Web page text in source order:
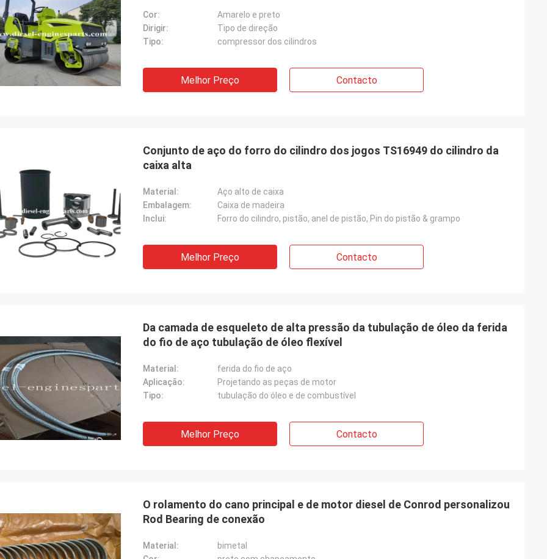
Cor:
Amarelo e preto
Dirigir:
Tipo de direção
Tipo:
compressor dos cilindros
Melhor Preço Contacto
Conjunto de aço do forro do cilindro dos jogos TS16949 do cilindro da
caixa alta
Material:
Aço alto de caixa
Embalagem:
Caixa de madeira
Inclui:
Forro do cilindro, pistão, anel de pistão, Pin do pistão & grampo
Melhor Preço Contacto
Da camada de esqueleto de alta pressão da tubulação de óleo da ferida
do fio de aço tubulação de óleo flexível
Material:
ferida do fio de aço
Aplicação:
Projetando as peças de motor
Tipo:
tubulação do óleo e de combustível
Melhor Preço Contacto
O rolamento do cano principal e de motor diesel de Conrod personalizou
Rod Bearing de conexão
Material:
bimetal